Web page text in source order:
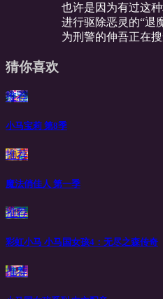
也许是因为有过这
进行驱除恶灵的“退
为刑警的伸吾正在
猜你喜欢
推荐
小马宝莉 第8季
推荐
魔法俏佳人 第一季
推荐
彩虹小马 小马国女孩4：无尽之森传奇
推荐